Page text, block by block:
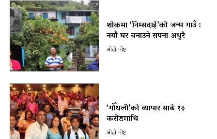
शोकमा ‘निम्सदाई’को जन्म गाउँ :
नयाँ घर बनाउने सपना अधुरै
ओहो पोष्ट
‘गौँथली’को व्यापार साढे १३
करोडमाथि
ओहो पोष्ट